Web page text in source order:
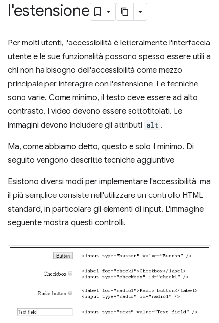
l'estensione
Per molti utenti, l'accessibilità è letteralmente l'interfaccia
utente e le sue funzionalità possono spesso essere utili a
chi non ha bisogno dell'accessibilità come mezzo
principale per interagire con l'estensione. Le tecniche
sono varie. Come minimo, il testo deve essere ad alto
contrasto. I video devono essere sottotitolati. Le
immagini devono includere gli attributi alt .
Ma, come abbiamo detto, questo è solo il minimo. Di
seguito vengono descritte tecniche aggiuntive.
Esistono diversi modi per implementare l'accessibilità, ma
il più semplice consiste nell'utilizzare un controllo HTML
standard, in particolare gli elementi di input. L'immagine
seguente mostra questi controlli.